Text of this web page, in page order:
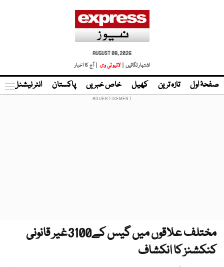
AUGUST 08, 2026
اشتہار لگائیں |
لائیو ٹی وی | آج کا اخبار
صفحۂ اول تازہ ترین کھیل خاص خبریں پاکستان انٹر نیشنل
مختلف علاقوں میں گیس کے3100غیر قانونی
کنکشنز کا انکشاف